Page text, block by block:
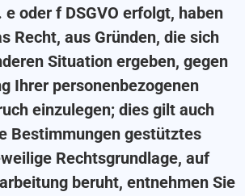
oder f DSGVO erfolgt, haben
Recht, aus Gründen, die sich
Situation ergeben, gegen
Ihrer personenbezogenen
einzulegen; dies gilt auch
Bestimmungen gestütztes
Rechtsgrundlage, auf
beruht, entnehmen Sie